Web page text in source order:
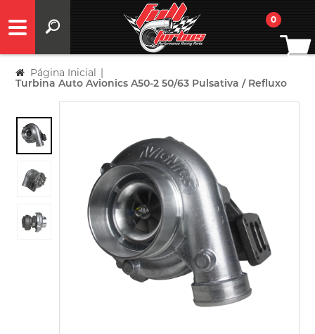
0
Página Inicial |
Turbina Auto Avionics A50-2 50/63 Pulsativa / Refluxo